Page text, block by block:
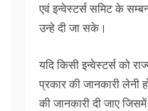
एवं इन्वेस्टर्स समिट के
उन्हे दी जा सके।
यदि किसी इन्वेस्टर्स को
प्रकार की जानकारी लेनी
की जानकारी दी जाए